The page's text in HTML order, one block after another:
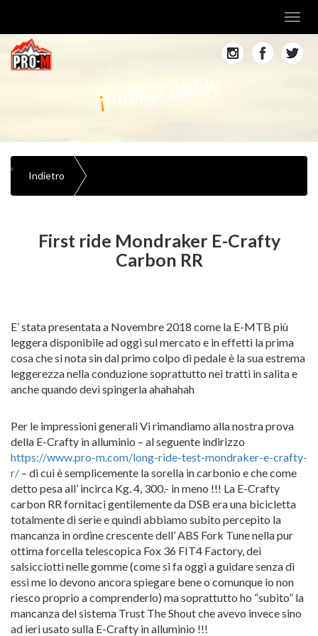
minkja daddy
Indietro
First ride Mondraker E-Crafty
Carbon RR
E’ stata presentata a Novembre 2018 come la E-MTB più
leggera disponibile ad oggi sul mercato e in effetti la prima
cosa che si nota sin dal primo colpo di pedale è la sua estrema
leggerezza nella conduzione soprattutto nei tratti in salita e
anche quando devi spingerla ahahahah
Per le impressioni generali Vi rimandiamo alla nostra prova
della E-Crafty in alluminio – al seguente indirizzo
https://www.pro-m.com/long-ride-test-mondraker-e-crafty-
r/ – di cui è semplicemente la sorella in carbonio e che come
detto pesa all’ incirca Kg. 4, 300.- in meno !!! La E-Crafty
carbon RR fornitaci gentilemente da DSB era una bicicletta
totalmente di serie e quindi abbiamo subito percepito la
mancanza in ordine crescente dell’ ABS Fork Tune nella pur
ottima forcella telescopica Fox 36 FIT4 Factory, dei
salsicciotti nelle gomme (come si fa oggi a guidare senza di
essi me lo devono ancora spiegare bene o comunque io non
riesco proprio a comprenderlo) ma soprattutto ho “subito” la
mancanza del sistema Trust The Shout che avevo invece sino
ad ieri usato sulla E-Crafty in alluminio !!!